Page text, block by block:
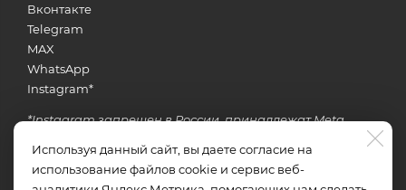
Вконтакте
Telegram
MAX
WhatsApp
Instagram*
*Instagram запрещен в России, принадлежат Meta
Используя данный сайт, вы даете согласие на
использование файлов cookie и сервис веб-